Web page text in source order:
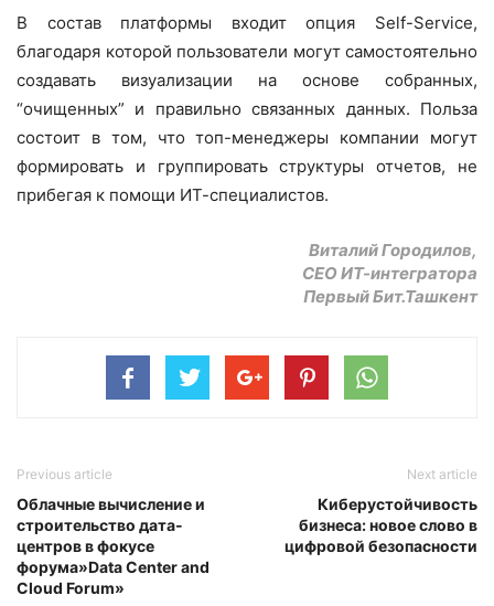
В состав платформы входит опция Self-Service,
благодаря которой пользователи могут самостоятельно
создавать визуализации на основе собранных,
“очищенных” и правильно связанных данных. Польза
состоит в том, что топ-менеджеры компании могут
формировать и группировать структуры отчетов, не
прибегая к помощи ИТ-специалистов.
Виталий Городилов,
CEO ИТ-интегратора
Первый Бит.Ташкент
Previous article
Облачные вычисление и
строительство дата-
центров в фокусе
форума»Data Center and
Cloud Forum»
Next article
Киберустойчивость
бизнеса: новое слово в
цифровой безопасности